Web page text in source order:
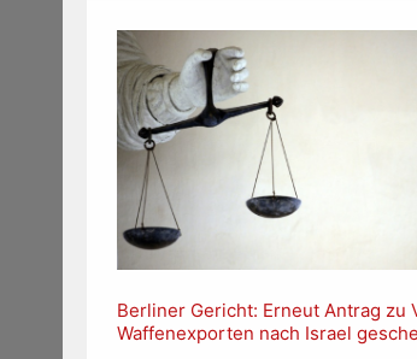
Berliner Gericht: Erneut Antrag zu
Waffenexporten nach Israel